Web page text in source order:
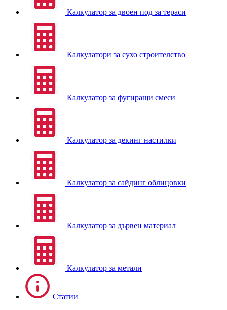
Калкулатор за двоен под за тераси
Калкулатори за сухо строителство
Калкулатор за фугиращи смеси
Калкулатор за декинг настилки
Калкулатор за сайдинг облицовки
Калкулатор за дървен материал
Калкулатор за метали
Статии